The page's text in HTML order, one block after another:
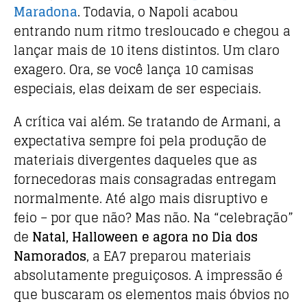
Maradona. Todavia, o Napoli acabou
entrando num ritmo tresloucado e chegou a
lançar mais de 10 itens distintos. Um claro
exagero. Ora, se você lança 10 camisas
especiais, elas deixam de ser especiais.
A crítica vai além. Se tratando de Armani, a
expectativa sempre foi pela produção de
materiais divergentes daqueles que as
fornecedoras mais consagradas entregam
normalmente. Até algo mais disruptivo e
feio – por que não? Mas não. Na “celebração”
de Natal, Halloween e agora no Dia dos
Namorados, a EA7 preparou materiais
absolutamente preguiçosos. A impressão é
que buscaram os elementos mais óbvios no